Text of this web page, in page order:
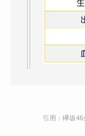
引用：欅坂